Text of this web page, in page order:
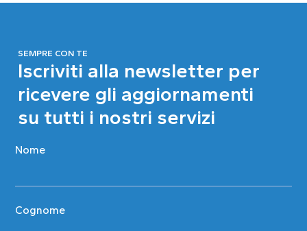
SEMPRE CON TE
Iscriviti alla newsletter per
ricevere gli aggiornamenti
su tutti i nostri servizi
Nome
Cognome